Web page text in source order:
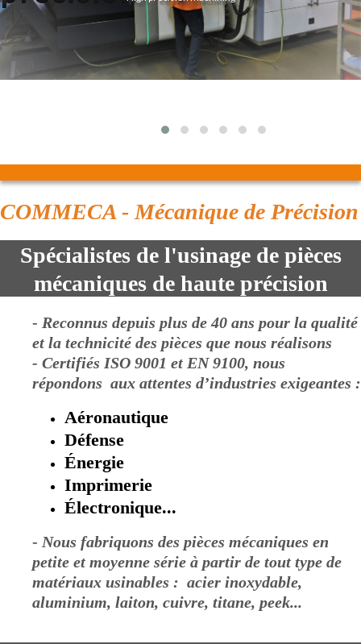
COMMECA - Mécanique de Précision
Spécialistes de l'usinage de pièces
mécaniques de haute précision
- Reconnus depuis plus de 40 ans pour la qualité
et la technicité des pièces que nous réalisons
- Certifiés ISO 9001 et EN 9100, nous
répondons aux attentes d’industries exigeantes :
Aéronautique
Défense
Énergie
Imprimerie
Électronique...
- Nous fabriquons des pièces mécaniques en
petite et moyenne série à partir de tout type de
matériaux usinables : acier inoxydable,
aluminium, laiton, cuivre, titane, peek...